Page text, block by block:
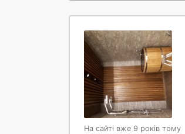
На сайті вже 9 років тому